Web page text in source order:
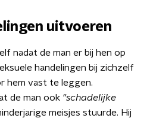
uitvoeren
nadat de man er bij hen op
handelingen bij zichzelf
hem vast te leggen.
de man ook "schadelijke
meisjes stuurde. Hij